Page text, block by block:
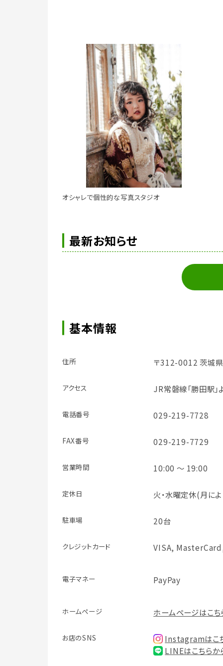
オシャレで個性的な写真スタジオ
最新お知らせ
基本情報
住所 〒312-0012 茨城
アクセス JR常磐線「勝田駅
電話番号 029-219-7728
FAX番号 029-219-7729
営業時間 10:00 ～ 19:00
定休日 火・水曜定休(月に
駐車場 20台
クレジットカード VISA,
電子マネー PayPay
ホームページ ホームページはこち
お店のSNS
Instagramはこ
LINEはこちらか